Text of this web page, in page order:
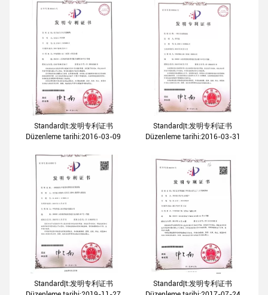
Standard|t:发明专利证书
Düzenleme tarihi:2016-03-09
Standard|t:发明专利证书
Düzenleme tarihi:2016-03-31
Standard|t:发明专利证书
Standard|t:发明专利证书